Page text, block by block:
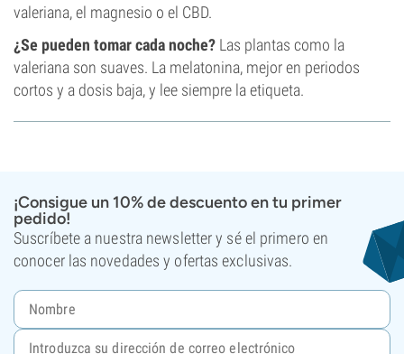
valeriana, el magnesio o el CBD.
¿Se pueden tomar cada noche? Las plantas como la
valeriana son suaves. La melatonina, mejor en periodos
cortos y a dosis baja, y lee siempre la etiqueta.
¡Consigue un 10% de descuento en tu primer
pedido!
Suscríbete a nuestra newsletter y sé el primero en
conocer las novedades y ofertas exclusivas.